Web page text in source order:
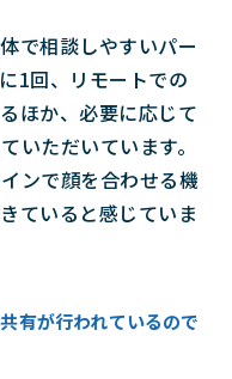
で相談しやすいパー
1回、リモートでの
ほか、必要に応じて
いただいています。
ンで顔を合わせる機
ていると感じていま
有が行われているので